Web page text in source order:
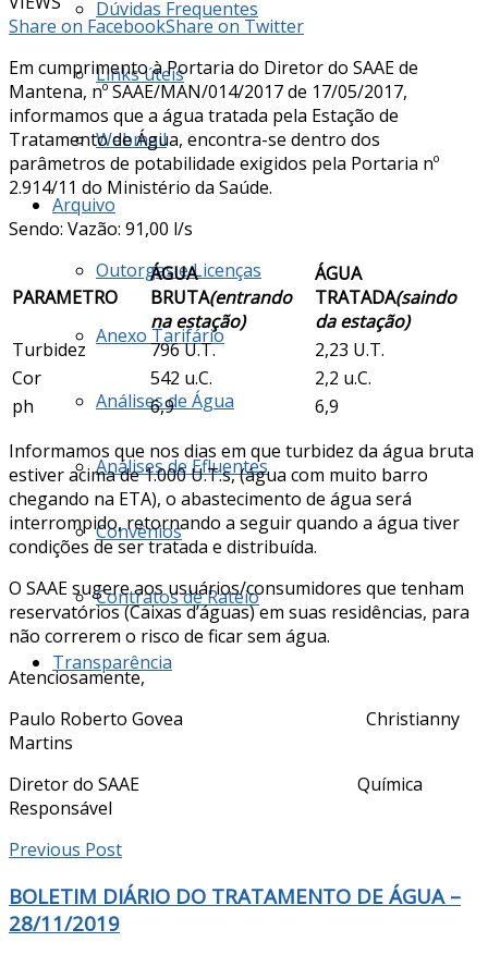
Dúvidas Frequentes
Links úteis
Webmail
Arquivo
Outorgas e Licenças
Anexo Tarifário
Análises de Água
Análises de Efluentes
Convênios
Contratos de Rateio
Transparência
Share on FacebookShare on Twitter
Em cumprimento à Portaria do Diretor do SAAE de
Mantena, nº SAAE/MAN/014/2017 de 17/05/2017,
informamos que a água tratada pela Estação de
Tratamento de Água, encontra-se dentro dos
parâmetros de potabilidade exigidos pela Portaria nº
2.914/11 do Ministério da Saúde.
Sendo: Vazão: 91,00 l/s
PARAMETRO
ÁGUA
BRUTA(entrando
na estação)
ÁGUA
TRATADA(saindo
da estação)
Turbidez
796 U.T.
2,23 U.T.
Cor
542 u.C.
2,2 u.C.
ph
6,9
6,9
Informamos que nos dias em que turbidez da água bruta
estiver acima de 1.000 U.T.s, (água com muito barro
chegando na ETA), o abastecimento de água será
interrompido, retornando a seguir quando a água tiver
condições de ser tratada e distribuída.
O SAAE sugere aos usuários/consumidores que tenham
reservatórios (Caixas d’águas) em suas residências, para
não correrem o risco de ficar sem água.
Atenciosamente,
Paulo Roberto Govea Christianny
Martins
Diretor do SAAE Química
Responsável
Previous Post
BOLETIM DIÁRIO DO TRATAMENTO DE ÁGUA –
28/11/2019